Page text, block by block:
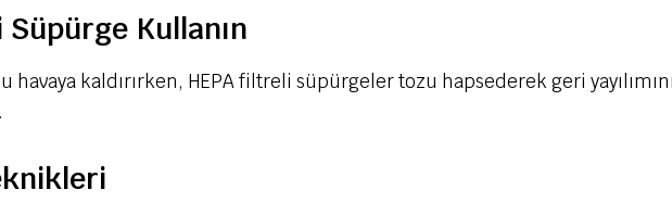
Kullanın
kaldırırken, HEPA filtreli süpürgeler tozu hapsederek geri